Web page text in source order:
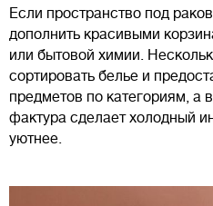
Если пространство под
дополнить красивыми
или бытовой химии.
сортировать белье и
предметов по категориям, а
фактура сделает холодный
уютнее.